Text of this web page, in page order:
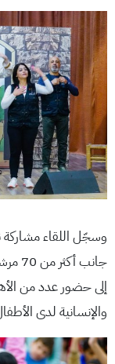
إلى حضور عدد من
والإنسانية لدى